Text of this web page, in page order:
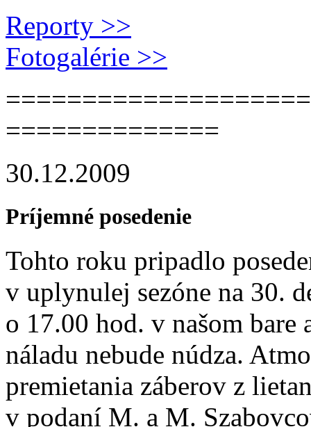
Reporty >>
Fotogalérie >>
==============
30.12.2009
Príjemné posedenie
Tohto roku pripadlo
v uplynulej sezóne na 30.
o 17.00 hod. v našom
náladu nebude núdza.
premietania záberov z
v podaní M. a M.